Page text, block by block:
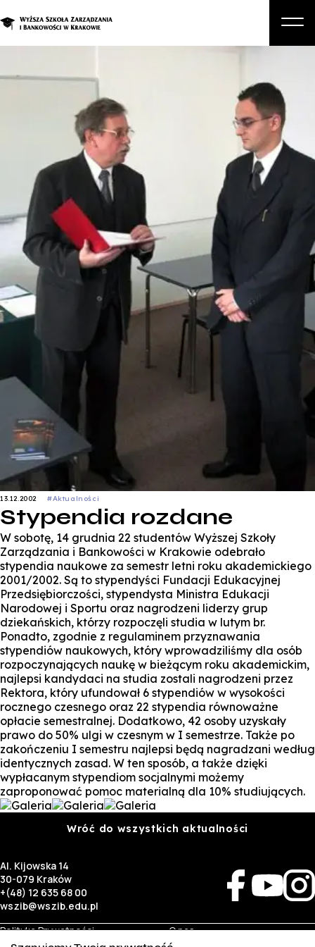
Studia
Studia podyplomowe i kursy
Kandydat
Biznes
Zapisz się na studia
13.12.2002 #Aktualności
Stypendia rozdane
W sobotę, 14 grudnia 22 studentów Wyższej Szkoły
Zarządzania i Bankowości w Krakowie odebrało
stypendia naukowe za semestr letni roku akademickiego
2001/2002. Są to stypendyści Fundacji Edukacyjnej
Przedsiębiorczości, stypendysta Ministra Edukacji
Narodowej i Sportu oraz nagrodzeni liderzy grup
dziekańskich, którzy rozpoczęli studia w lutym br.
Ponadto, zgodnie z regulaminem przyznawania
stypendiów naukowych, który wprowadziliśmy dla osób
rozpoczynających naukę w bieżącym roku akademickim,
najlepsi kandydaci na studia zostali nagrodzeni przez
Rektora, który ufundował 6 stypendiów w wysokości
rocznego czesnego oraz 22 stypendia równoważne
opłacie semestralnej. Dodatkowo, 42 osoby uzyskały
prawo do 50% ulgi w czesnym w I semestrze. Także po
zakończeniu I semestru najlepsi będą nagradzani według
identycznych zasad. W ten sposób, a także dzięki
wypłacanym stypendiom socjalnymi możemy
zaproponować pomoc materialną dla 10% studiujących.
Wróć do wszystkich aktualności
Al. Kijowska 14
30-079 Kraków
+(48) 12 635 68 00
wszib@wszib.edu.pl
Polityka Prywatności
RODO
O nas
Rekrutacja